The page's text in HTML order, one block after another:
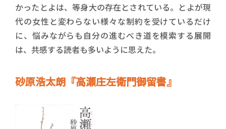
かったとよは、等身大の存在とされている。とよが現
代の女性と変わらない様々な制約を受けているだけ
に、悩みながらも自分の進むべき道を模索する展開
は、共感する読者も多いように思えた。
砂原浩太朗『高瀬庄左衛門御留書』